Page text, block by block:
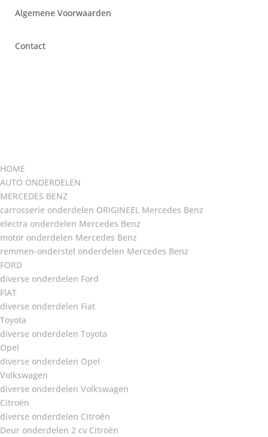
Algemene Voorwaarden
Contact
HOME
AUTO ONDERDELEN
MERCEDES BENZ
carrosserie onderdelen ORIGINEEL Mercedes Benz
electra onderdelen Mercedes Benz
motor onderdelen Mercedes Benz
remmen-onderstel onderdelen Mercedes Benz
FORD
diverse onderdelen Ford
FIAT
diverse onderdelen Fiat
Toyota
diverse onderdelen Toyota
Opel
diverse onderdelen Opel
Volkswagen
diverse onderdelen Volkswagen
Citroën
diverse onderdelen Citroën
Deur onderdelen 2 cv Citroën